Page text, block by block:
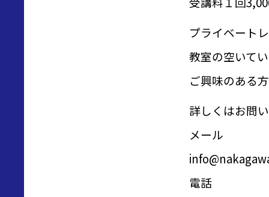
プライベート
教室の空いて
ご興味のある
詳しくはお問
メール
電話